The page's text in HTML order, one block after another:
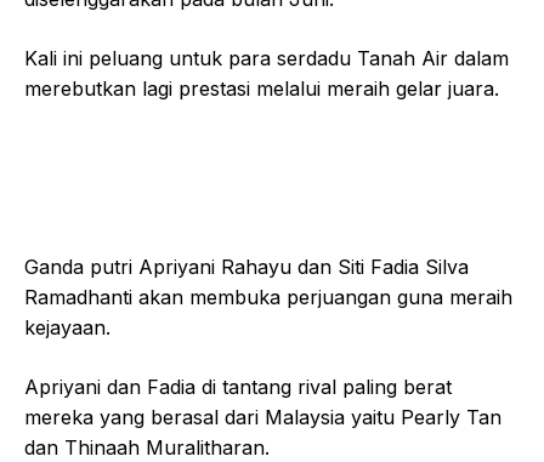
Kali ini peluang untuk para serdadu Tanah Air dalam
merebutkan lagi prestasi melalui meraih gelar juara.
Ganda putri Apriyani Rahayu dan Siti Fadia Silva
Ramadhanti akan membuka perjuangan guna meraih
kejayaan.
Apriyani dan Fadia di tantang rival paling berat
mereka yang berasal dari Malaysia yaitu Pearly Tan
dan Thinaah Muralitharan.